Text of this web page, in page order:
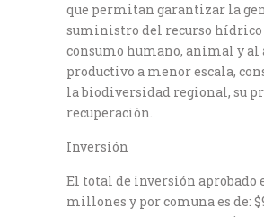
que permitan garantizar la
suministro del recurso hídrico
consumo humano, animal y al
productivo a menor escala,
la biodiversidad regional, su
recuperación.
Inversión
El total de inversión aprobado
millones y por comuna es de: